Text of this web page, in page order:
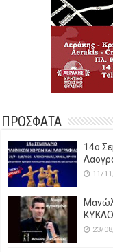
ΠΡΟΣΦΑΤΑ
14o
11/
23/